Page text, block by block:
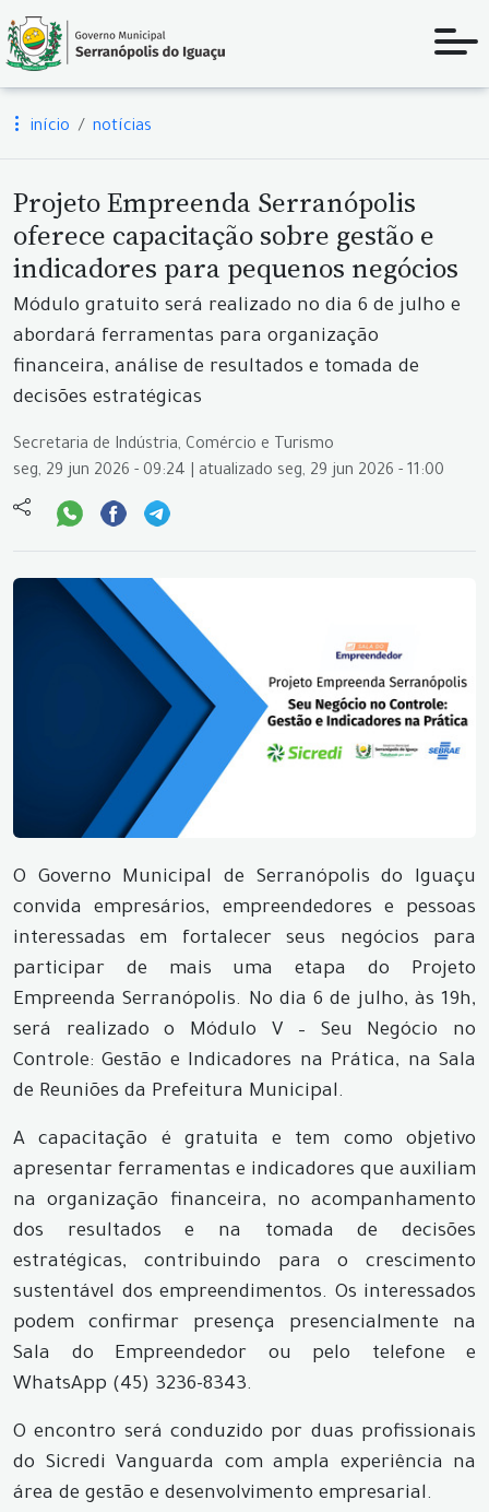
início notícias
Projeto Empreenda Serranópolis
oferece capacitação sobre gestão e
indicadores para pequenos negócios
Módulo gratuito será realizado no dia 6 de julho e
abordará ferramentas para organização
financeira, análise de resultados e tomada de
decisões estratégicas
Secretaria de Indústria, Comércio e Turismo
seg, 29 jun 2026 - 09:24 | atualizado seg, 29 jun 2026 - 11:00
O Governo Municipal de Serranópolis do Iguaçu
convida empresários, empreendedores e pessoas
interessadas em fortalecer seus negócios para
participar de mais uma etapa do Projeto
Empreenda Serranópolis. No dia 6 de julho, às 19h,
será realizado o Módulo V – Seu Negócio no
Controle: Gestão e Indicadores na Prática, na Sala
de Reuniões da Prefeitura Municipal.
A capacitação é gratuita e tem como objetivo
apresentar ferramentas e indicadores que auxiliam
na organização financeira, no acompanhamento
dos resultados e na tomada de decisões
estratégicas, contribuindo para o crescimento
sustentável dos empreendimentos. Os interessados
podem confirmar presença presencialmente na
Sala do Empreendedor ou pelo telefone e
WhatsApp (45) 3236-8343.
O encontro será conduzido por duas profissionais
do Sicredi Vanguarda com ampla experiência na
área de gestão e desenvolvimento empresarial.